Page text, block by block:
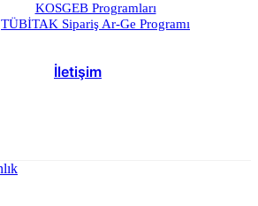
KOSGEB Programları
TÜBİTAK Sipariş Ar-Ge Programı
İletişim